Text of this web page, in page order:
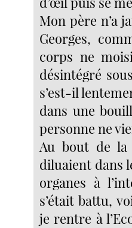
Mon père n’a
Georges,
corps ne
désintégré
s’est-il
dans une
personne ne
Au bout de la
diluaient dans
organes à
s’était battu,
je rentre à